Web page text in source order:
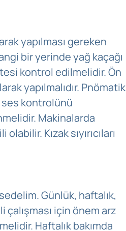
yapılması gereken
bir yerinde yağ kaçağı
kontrol edilmelidir. Ön
yapılmalıdır. Pnömatik
ses kontrolünü
Makinalarda
Kızak sıyırıcıları
Günlük, haftalık,
çalışması için önem arz
Haftalık bakımda